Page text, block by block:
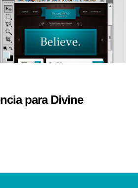
para Divine